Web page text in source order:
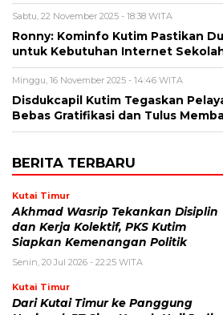
Sabtu, 22 November 2025 - 18:38 WITA
Ronny: Kominfo Kutim Pastikan
untuk Kebutuhan Internet
Minggu, 16 November 2025 - 14:46 WITA
Disdukcapil Kutim Tegaskan
Bebas Gratifikasi dan Tulus
BERITA TERBARU
Kutai Timur
Akhmad Wasrip Tekankan Disiplin
dan Kerja Kolektif, PKS Kutim
Siapkan Kemenangan Politik
Senin, 20 Jul 2026 - 22:25 WITA
Kutai Timur
Dari Kutai Timur ke Panggung